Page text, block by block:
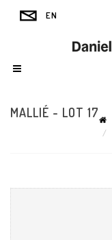
MALLIÉ - LOT 17